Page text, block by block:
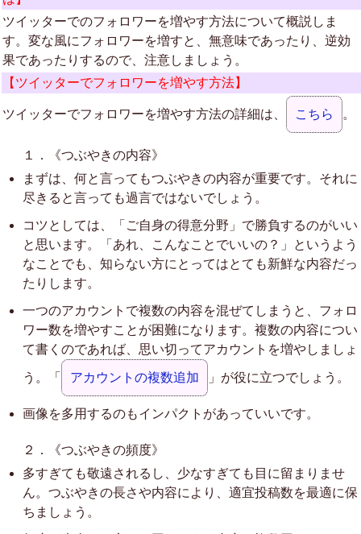
ツイッターでのフォロワーを増やす方法について概説しま
す。変な風にフォロワーを増すと、無意味であったり、逆効
果であったりするので、注意しましょう。
【ツイッターでフォロワーを増やす方法】
ツイッターでフォロワーを増やす方法の詳細は、 こちら 。
１．《つぶやきの内容》
まずは、何と言ってもつぶやきの内容が重要です。それに
尽きると言っても過言ではないでしょう。
コツとしては、「ご自身の得意分野」で勝負するのがいい
と思います。「あれ、こんなことでいいの？」というよう
なことでも、知らない方にとってはとても新鮮な内容だっ
たりします。
一つのアカウントで複数の内容を混ぜてしまうと、フォロ
ワー数を増やすことが困難になります。複数の内容につい
て書くのであれば、思い切ってアカウントを増やしましょ
う。「 アカウントの複数追加 」が役に立つでしょう。
画像を多用するのもインパクトがあっていいです。
２．《つぶやきの頻度》
多すぎても敬遠されるし、少なすぎても目に留まりませ
ん。つぶやきの長さや内容により、適宜投稿数を最適に保
ちましょう。